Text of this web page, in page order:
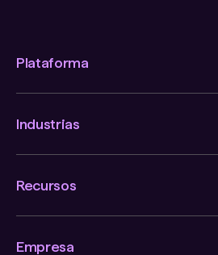
Plataforma
Industrias
Recursos
Empresa